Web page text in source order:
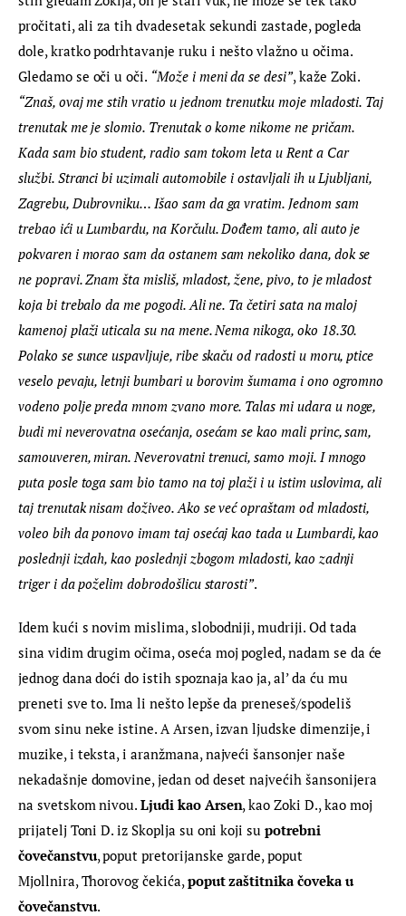
pročitati, ali za tih dvadesetak sekundi zastade, pogleda
dole, kratko podrhtavanje ruku i nešto vlažno u očima.
Gledamo se oči u oči. “Može i meni da se desi”, kaže Zoki.
“Znaš, ovaj me stih vratio u jednom trenutku moje mladosti. Taj
trenutak me je slomio. Trenutak o kome nikome ne pričam.
Kada sam bio student, radio sam tokom leta u Rent a Car
službi. Stranci bi uzimali automobile i ostavljali ih u Ljubljani,
Zagrebu, Dubrovniku… Išao sam da ga vratim. Jednom sam
trebao ići u Lumbardu, na Korčulu. Dođem tamo, ali auto je
pokvaren i morao sam da ostanem sam nekoliko dana, dok se
ne popravi. Znam šta misliš, mladost, žene, pivo, to je mladost
koja bi trebalo da me pogodi. Ali ne. Ta četiri sata na maloj
kamenoj plaži uticala su na mene. Nema nikoga, oko 18.30.
Polako se sunce uspavljuje, ribe skaču od radosti u moru, ptice
veselo pevaju, letnji bumbari u borovim šumama i ono ogromno
vodeno polje preda mnom zvano more. Talas mi udara u noge,
budi mi neverovatna osećanja, osećam se kao mali princ, sam,
samouveren, miran. Neverovatni trenuci, samo moji. I mnogo
puta posle toga sam bio tamo na toj plaži i u istim uslovima, ali
taj trenutak nisam doživeo. Ako se već opraštam od mladosti,
voleo bih da ponovo imam taj osećaj kao tada u Lumbardi, kao
poslednji izdah, kao poslednji zbogom mladosti, kao zadnji
triger i da poželim dobrodošlicu starosti”.
Idem kući s novim mislima, slobodniji, mudriji. Od tada
sina vidim drugim očima, oseća moj pogled, nadam se da će
jednog dana doći do istih spoznaja kao ja, al’ da ću mu
preneti sve to. Ima li nešto lepše da preneseš/spodeliš
svom sinu neke istine. A Arsen, izvan ljudske dimenzije, i
muzike, i teksta, i aranžmana, najveći šansonjer naše
nekadašnje domovine, jedan od deset najvećih šansonijera
na svetskom nivou. Ljudi kao Arsen, kao Zoki D., kao moj
prijatelj Toni D. iz Skoplja su oni koji su potrebni
čovečanstvu, poput pretorijanske garde, poput
Mjollnira, Thorovog čekića, poput zaštitnika čoveka u
čovečanstvu.